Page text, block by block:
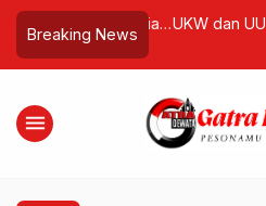
Breaking News
Ujian Keberanian
UKW dan UU
Potensi Arah
menu